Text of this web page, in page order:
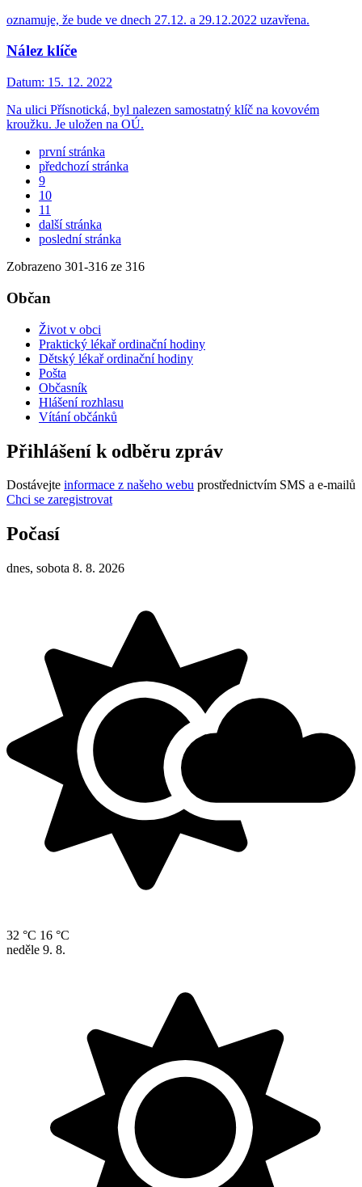
oznamuje, že bude ve dnech 27.12. a 29.12.2022 uzavřena.
Nález klíče
Datum: 15. 12. 2022
Na ulici Přísnotická, byl nalezen samostatný klíč na kovovém
kroužku. Je uložen na OÚ.
první stránka
předchozí stránka
9
10
11
další stránka
poslední stránka
Zobrazeno 301-316 ze 316
Občan
Život v obci
Praktický lékař ordinační hodiny
Dětský lékař ordinační hodiny
Pošta
Občasník
Hlášení rozhlasu
Vítání občánků
Přihlášení k odběru zpráv
Dostávejte informace z našeho webu prostřednictvím SMS a e-mailů
Chci se zaregistrovat
Počasí
dnes, sobota 8. 8. 2026
32 °C 16 °C
neděle 9. 8.